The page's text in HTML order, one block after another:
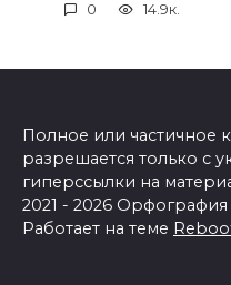
0 14.9к.
Полное или частичное
разрешается только с
гиперссылки на
2021 - 2026 Орфография
Работает на теме